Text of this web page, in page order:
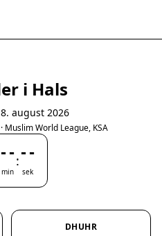
i Hals
august 2026
Muslim World League, KSA
--
min
:--
sek
DHUHR